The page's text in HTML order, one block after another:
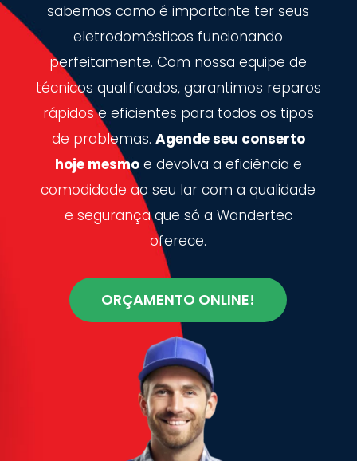
sabemos como é importante ter seus
eletrodomésticos funcionando
perfeitamente. Com nossa equipe de
técnicos qualificados, garantimos reparos
rápidos e eficientes para todos os tipos
de problemas. Agende seu conserto
hoje mesmoe devolva a eficiência e
comodidade ao seu lar com a qualidade
e segurança que só a Wandertec
oferece.
ORÇAMENTO ONLINE!